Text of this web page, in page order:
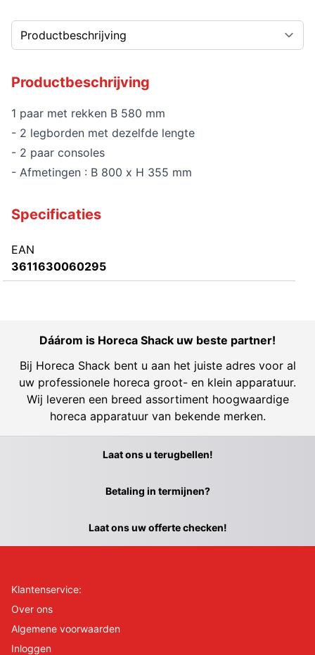
Productbeschrijving
1 paar met rekken B 580 mm
- 2 legborden met dezelfde lengte
- 2 paar consoles
- Afmetingen : B 800 x H 355 mm
Specificaties
EAN
3611630060295
Dáárom is Horeca Shack uw beste partner!
Bij Horeca Shack bent u aan het juiste adres voor al
uw professionele horeca groot- en klein apparatuur.
Wij leveren een breed assortiment hoogwaardige
horeca apparatuur van bekende merken.
Laat ons u terugbellen!
Betaling in termijnen?
Laat ons uw offerte checken!
Klantenservice:
Over ons
Algemene voorwaarden
Inloggen